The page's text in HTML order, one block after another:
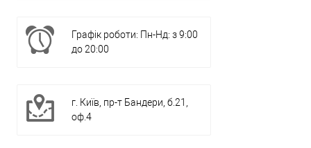
Графік роботи: Пн-Нд: з 9:00
до 20:00
г. Київ, пр-т Бандери, б.21,
оф.4